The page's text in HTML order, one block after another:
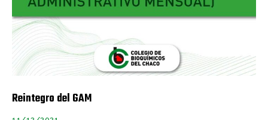
Reintegro del GAM